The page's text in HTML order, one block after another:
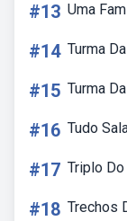
#13 Uma
#14 Turma
#15 Turma
#16 Tudo
#17 Triplo
#18 Trechos